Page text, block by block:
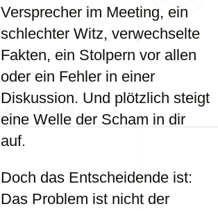
Versprecher im Meeting, ein
schlechter Witz, verwechselte
Fakten, ein Stolpern vor allen
oder ein Fehler in einer
Diskussion. Und plötzlich steigt
eine Welle der Scham in dir
auf.
Doch das Entscheidende ist:
Das Problem ist nicht der